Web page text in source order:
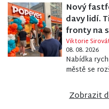
Nový
davy lidí.
fronty na
Viktorie
08. 08. 2026
Nabídka
městě se
Zobrazit